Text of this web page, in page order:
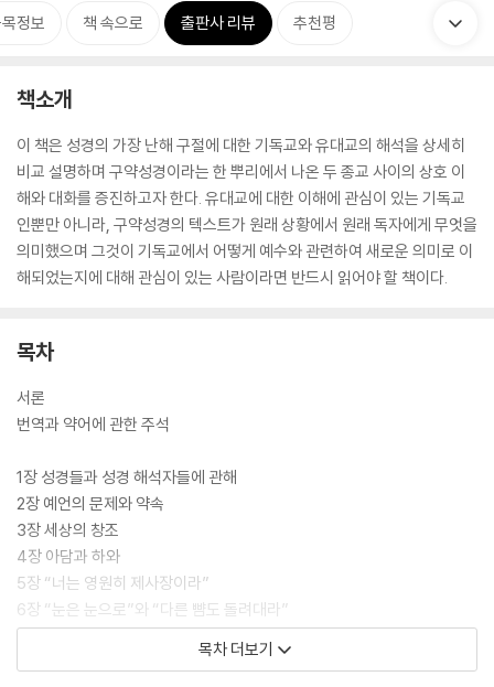
정보 책 속으로 출판사 리뷰 추천평
책소개
이 책은 성경의 가장 난해 구절에 대한 기독교와 유대교의 해석을 상세히
비교 설명하며 구약성경이라는 한 뿌리에서 나온 두 종교 사이의 상호 이
해와 대화를 증진하고자 한다. 유대교에 대한 이해에 관심이 있는 기독교
인뿐만 아니라, 구약성경의 텍스트가 원래 상황에서 원래 독자에게 무엇을
의미했으며 그것이 기독교에서 어떻게 예수와 관련하여 새로운 의미로 이
해되었는지에 대해 관심이 있는 사람이라면 반드시 읽어야 할 책이다.
목차
서론
번역과 약어에 관한 주석
1장 성경들과 성경 해석자들에 관해
2장 예언의 문제와 약속
3장 세상의 창조
4장 아담과 하와
5장 “너는 영원히 제사장이라”
6장 “눈은 눈으로”와 “다른 뺨도 돌려대라”
7장 “내 피를 마시라”: 제사와 속죄
8장 “처녀가 잉태하여 아이를 낳으리라”
목차 더보기